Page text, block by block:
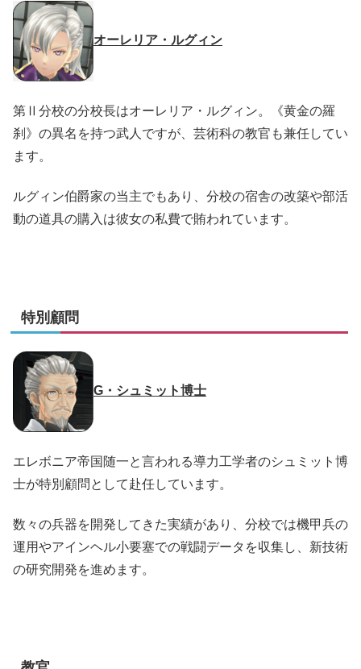
オーレリア・ルグィン
第Ⅱ分校の分校長はオーレリア・ルグィン。《黄金の羅
刹》の異名を持つ武人ですが、芸術科の教官も兼任してい
ます。
ルグィン伯爵家の当主でもあり、分校の宿舎の改築や部活
動の道具の購入は彼女の私費で賄われています。
特別顧問
G・シュミット博士
エレボニア帝国随一と言われる導力工学者のシュミット博
士が特別顧問として赴任しています。
数々の兵器を開発してきた実績があり、分校では機甲兵の
運用やアインヘル小要塞での戦闘データを収集し、新技術
の研究開発を進めます。